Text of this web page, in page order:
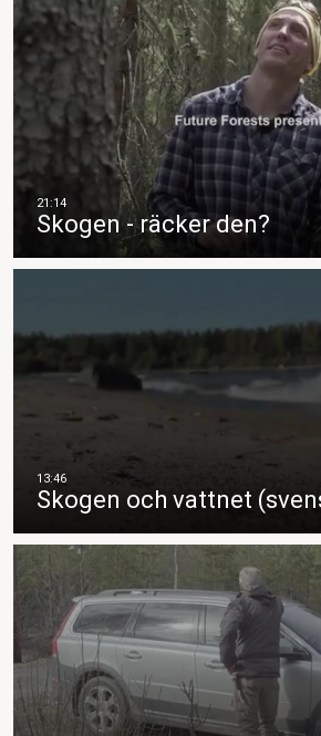
Skogen - räcker den?
Skogen och vattnet